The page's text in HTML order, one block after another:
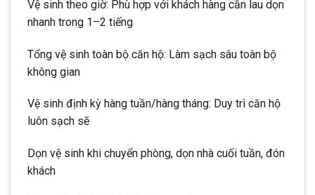
Vệ sinh theo giờ: Phù hợp với khách hàng cần lau dọn
nhanh trong 1–2 tiếng
Tổng vệ sinh toàn bộ căn hộ: Làm sạch sâu toàn bộ
không gian
Vệ sinh định kỳ hàng tuần/hàng tháng: Duy trì căn hộ
luôn sạch sẽ
Dọn vệ sinh khi chuyển phòng, dọn nhà cuối tuần, đón
khách